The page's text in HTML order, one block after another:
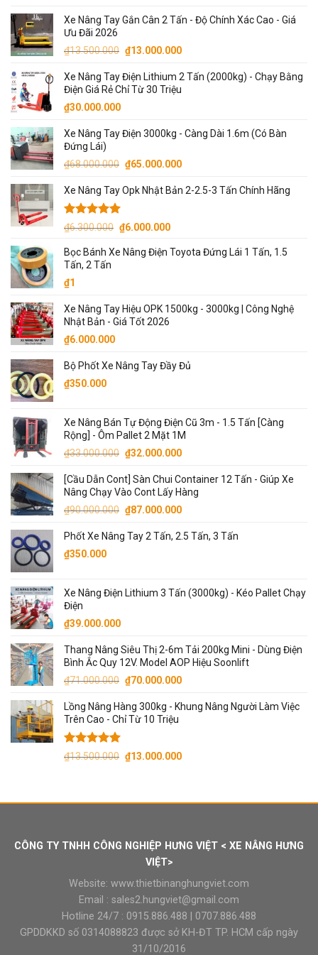
Xe Nâng Tay Gắn Cân 2 Tấn - Độ Chính Xác Cao - Giá
Ưu Đãi 2026
₫13.500.000 Giá
là:
₫13.500.000.
₫13.000.000Giá
tại
Xe Nâng Tay Điện Lithium 2 Tấn (2000kg) - Chạy Bằng
Điện Giá Rẻ Chỉ Từ 30 Triệu
₫30.000.000
Xe Nâng Tay Điện 3000kg - Càng Dài 1.6m (Có Bàn
Đứng Lái)
₫68.000.000 Giá
là:
₫65.000.000Giá
tại
Xe Nâng Tay Opk Nhật Bản 2-2.5-3 Tấn Chính Hãng
Được xếp
5 sao
₫6.300.000 Giá
là:
₫6.000.000Giá
tại
Bọc Bánh Xe Nâng Điện Toyota Đứng Lái 1 Tấn, 1.5
Tấn, 2 Tấn
₫1
Xe Nâng Tay Hiệu OPK 1500kg - 3000kg | Công Nghệ
Nhật Bản - Giá Tốt 2026
₫6.000.000
Bộ Phốt Xe Nâng Tay Đầy Đủ
₫350.000
Xe Nâng Bán Tự Động Điện Cũ 3m - 1.5 Tấn [Càng
Rộng] - Ôm Pallet 2 Mặt 1M
₫33.000.000 Giá
là:
₫33.000.000.
₫32.000.000Giá
tại
là:
₫32.000.000.
[Cầu Dẫn Cont] Sàn Chui Container 12 Tấn - Giúp Xe
Nâng Chạy Vào Cont Lấy Hàng
₫90.000.000 Giá
là:
₫87.000.000Giá
tại
Phốt Xe Nâng Tay 2 Tấn, 2.5 Tấn, 3 Tấn
₫350.000
Xe Nâng Điện Lithium 3 Tấn (3000kg) - Kéo Pallet Chạy
Điện
₫39.000.000
Thang Nâng Siêu Thị 2-6m Tải 200kg Mini - Dùng Điện
Bình Ắc Quy 12V. Model AOP Hiệu Soonlift
₫71.000.000 Giá
là:
₫71.000.000.
₫70.000.000Giá
tại
Lồng Nâng Hàng 300kg - Khung Nâng Người Làm Việc
Trên Cao - Chỉ Từ 10 Triệu
Được xếp
₫13.500.000 Giá
₫13.500.000.
₫13.000.000Giá
là:
CÔNG TY TNHH CÔNG NGHIỆP HƯNG VIỆT < XE NÂNG HƯNG
VIỆT>
Website: www.thietbinanghungviet.com
Email : sales2.hungviet@gmail.com
Hotline 24/7 : 0915.886.488
0707.886.488
GPDDKKD số 0314088823 được sở KH-ĐT TP. HCM cấp ngày
31/10/2016